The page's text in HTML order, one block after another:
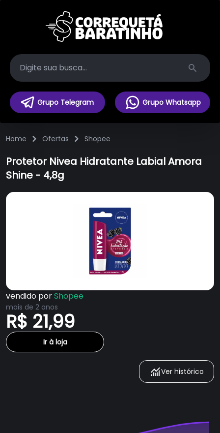
Search
Grupo Telegram Grupo Whatsapp
Home Ofertas Shopee
Protetor Nivea Hidratante Labial Amora
Shine - 4,8g
vendido porShopee
mais de 2 anos
R$ 21,99
Ir à loja
Ver histórico